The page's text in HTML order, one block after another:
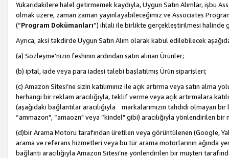
Yukarıdakilere halel getirmemek kaydıyla, Uygun Satın Alımlar, işbu
olmak üzere, zaman zaman yayınlayabileceğimiz ve Associates
(“Program Dokümanları”) ihlali ile birlikte gerçekleştirilmesi halinde
Ayrıca, aksi takdirde Uygun Satın Alım olarak kabul edilebilecek
(a) Sözleşme’nizin feshinin ardından satın alınan Ürünler;
(b) iptal, iade veya para iadesi talebi başlatılmış Ürün siparişleri;
(c) Amazon Sitesi’ne sizin katılımınız ile açık artırma veya satın alma
herhangi bir reklam aracılığıyla, teklif verme veya açık artırmalara
(aşağıdaki bağlantılar aracılığıyla markalarımızın tahdidi olmayan
“ammazon", “amaozn" veya “kindel" gibi) aracılığıyla yönlendirilen
(d)bir Arama Motoru tarafından üretilen veya görüntülenen (Google,
arama ve referans hizmetleri veya bu tür arama motorlarının ağında
bağlantı aracılığıyla Amazon Sitesi’ne yönlendirilen bir müşteri